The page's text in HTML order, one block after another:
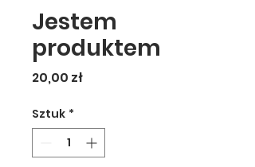
Jestem
produktem
20,00 złCena
Sztuk *